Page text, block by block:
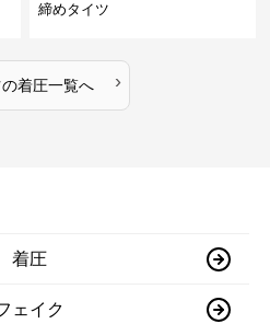
締めタイツ
の着圧一覧へ ›
着圧
ェイク